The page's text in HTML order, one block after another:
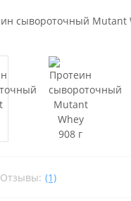
Отзывы: (1)